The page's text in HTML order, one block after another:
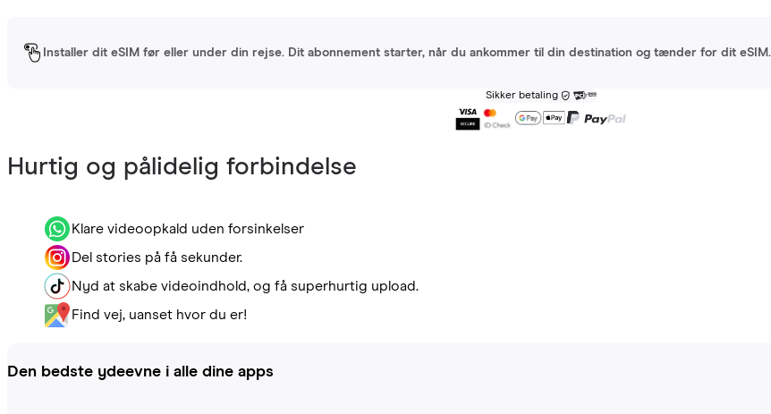
Installer dit eSIM før eller under din rejse. Dit abonnement starter, når du ankommer til din destination og tænder for dit eSIM.
Sikker betaling
Hurtig og pålidelig forbindelse
Klare videoopkald uden forsinkelser
Del stories på få sekunder.
Nyd at skabe videoindhold, og få superhurtig upload.
Find vej, uanset hvor du er!
Den bedste ydeevne i alle dine apps